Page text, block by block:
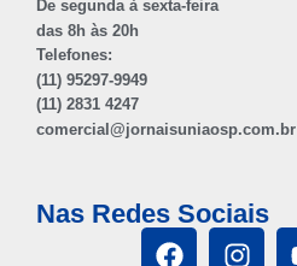
De segunda à sexta-feira
das 8h às 20h
Telefones:
(11) 95297-9949
(11) 2831 4247
comercial@jornaisuniaosp.com.br
Nas Redes Sociais